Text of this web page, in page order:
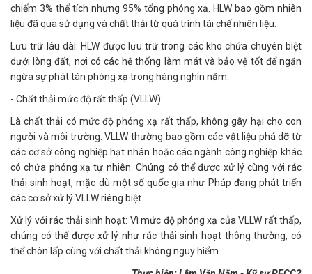
chiếm 3% thể tích nhưng 95% tổng phóng xạ. HLW bao gồm nhiên
liệu đã qua sử dụng và chất thải từ quá trình tái chế nhiên liệu.
Lưu trữ lâu dài: HLW được lưu trữ trong các kho chứa chuyên biệt
dưới lòng đất, nơi có các hệ thống làm mát và bảo vệ tốt để ngăn
ngừa sự phát tán phóng xạ trong hàng nghìn năm.
- Chất thải mức độ rất thấp (VLLW):
Là chất thải có mức độ phóng xạ rất thấp, không gây hại cho con
người và môi trường. VLLW thường bao gồm các vật liệu phá dỡ từ
các cơ sở công nghiệp hạt nhân hoặc các ngành công nghiệp khác
có chứa phóng xạ tự nhiên. Chúng có thể được xử lý cùng với rác
thải sinh hoạt, mặc dù một số quốc gia như Pháp đang phát triển
các cơ sở xử lý VLLW riêng biệt.
Xử lý với rác thải sinh hoạt: Vì mức độ phóng xạ của VLLW rất thấp,
chúng có thể được xử lý như rác thải sinh hoạt thông thường, có
thể chôn lấp cùng với chất thải không nguy hiểm.